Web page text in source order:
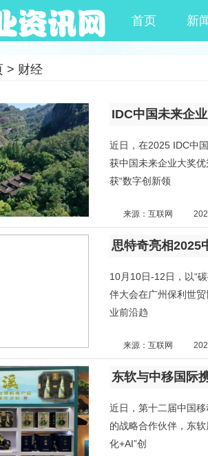
首页 新
> 财经
IDC中国未来企
近日，在2025 IDC中
获中国未来企业大奖
获“数字创新领
来源：互联网
10月10日-12日，以“
伴大会在广州保利世
业前沿趋
来源：互联网
东软与中移国际
近日，第十二届中国
的战略合作伙伴，东
化+AI”创